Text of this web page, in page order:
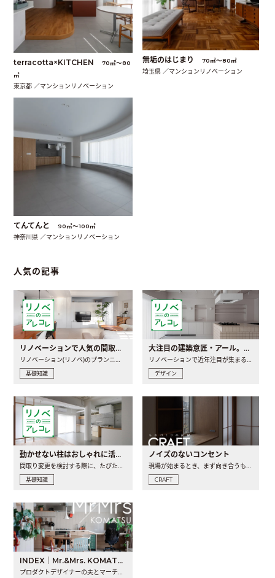
terracotta×KITCHEN
70㎡〜80
㎡
東京都 ／マンションリノベーション
無垢のはじまり 70㎡〜80㎡
埼玉県 ／マンションリノベーション
てんてんと 90㎡〜100㎡
神奈川県 ／マンションリノベーション
人気の記事
リノベーションで人気の間取りとは？トレンドの間取りと実例を徹底解説
リノベーション(リノベ)のプランニングで一番最初に決めるのは..
基礎知識
大注目の建築意匠・アール。人気の理由と空間に取り入れるポイント
リノベーションで近年注目が集まる建築意匠の一つであるアール..
デザイン
動かせない柱はおしゃれに活用！柱を魅せるリノベーション(リノベ)4選
間取り変更を検討する際に、たびたび皆さんの頭を悩ませる動か..
基礎知識
ノイズのないコンセント
現場が始まるとき、まず向き合うものの一つがコンセントです..
CRAFT
INDEX｜Mr.&Mrs. KOMATSU renovation diary
プロダクトデザイナーの夫とマーチャンダイザーの妻が、夫婦で..